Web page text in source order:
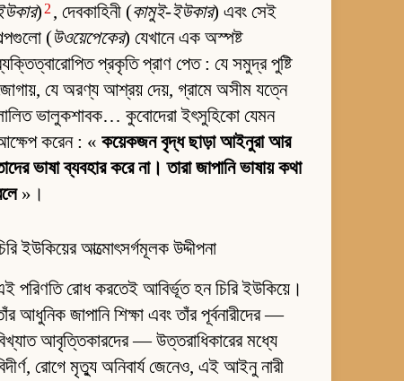
) 2 , দেবকাহিনী (কামুই-ইউকার) এবং সেই
(উওয়েপেকের) যেখানে এক অস্পষ্ট
প্রকৃতি প্রাণ পেত : যে সমুদ্র পুষ্টি
যে অরণ্য আশ্রয় দেয়, গ্রামে অসীম যত্নে
ভালুকশাবক… কুবোদেরা ইৎসুহিকো যেমন
করেন : «কয়েকজন বৃদ্ধ ছাড়া আইনুরা আর
ভাষা ব্যবহার করে না। তারা জাপানি ভাষায় কথা
»।
ইউকিয়ের আত্মোৎসর্গমূলক উদ্দীপনা
পরিণতি রোধ করতেই আবির্ভূত হন চিরি ইউকিয়ে।
আধুনিক জাপানি শিক্ষা এবং তাঁর পূর্বনারীদের —
আবৃত্তিকারদের — উত্তরাধিকারের মধ্যে
রোগে মৃত্যু অনিবার্য জেনেও, এই আইনু নারী